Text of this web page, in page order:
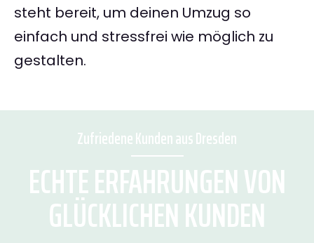
steht bereit, um deinen Umzug so
einfach und stressfrei wie möglich zu
gestalten.
Zufriedene Kunden aus Dresden
ECHTE ERFAHRUNGEN VON
GLÜCKLICHEN KUNDEN